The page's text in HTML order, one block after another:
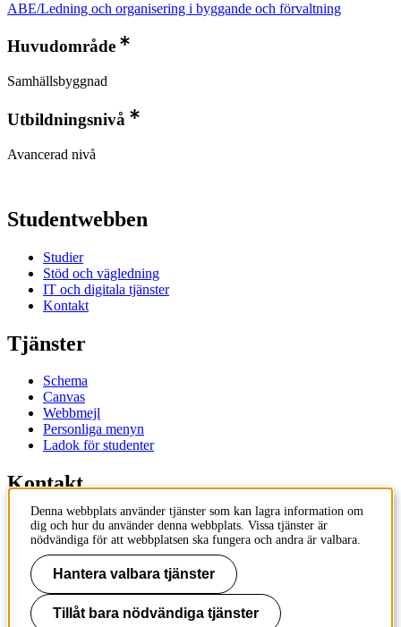
ABE/Ledning och organisering i byggande och förvaltning
Huvudområde
Samhällsbyggnad
Utbildningsnivå
Avancerad nivå
Studentwebben
Studier
Stöd och vägledning
IT och digitala tjänster
Kontakt
Tjänster
Schema
Canvas
Webbmejl
Personliga menyn
Ladok för studenter
Kontakt
Kontakta utbildningsprogram
Kontakta kurs
IT-support
KTH Entré
KTH
Denna webbplats använder tjänster som kan lagra information om
dig och hur du använder denna webbplats. Vissa tjänster är
nödvändiga för att webbplatsen ska fungera och andra är valbara.
Hantera valbara tjänster
Tillåt bara nödvändiga tjänster